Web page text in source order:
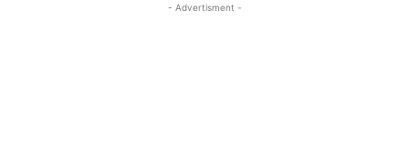
- Advertisment -